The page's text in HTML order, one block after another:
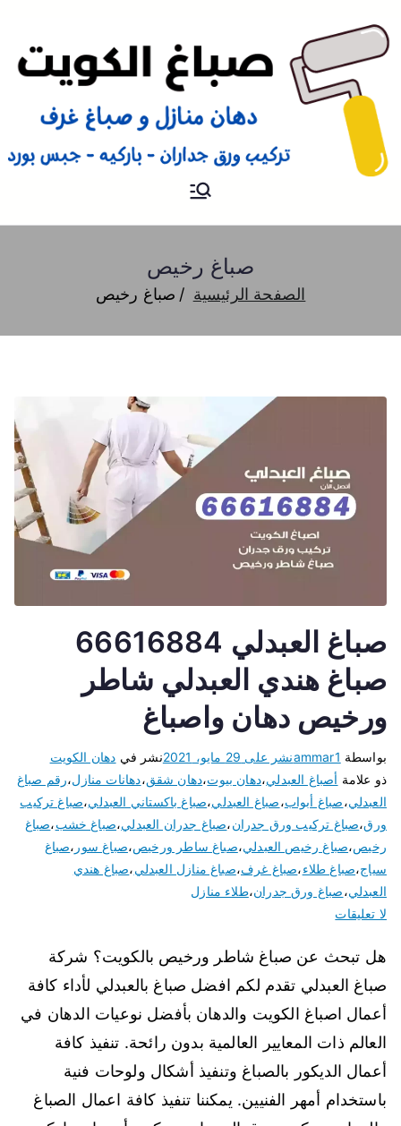
صباغ
صباغ رخيص
الصفحة الرئيسية صباغ رخيص
صباغ العبدلي 66616884
صباغ هندي العبدلي شاطر
ورخيص دهان واصباغ
بواسطة ammar1نشر على 29 مايو، 2021 نشر في دهان الكويت
ذو علامة أصباغ العبدلي،دهان بيوت،دهان شقق،دهانات منازل،رقم صباغ
العبدلي،صباغ أبواب،صباغ العبدلي،صباغ باكستاني العبدلي،صباغ تركيب
ورق،صباغ تركيب ورق جدران،صباغ جدران العبدلي،صباغ خشب،صباغ
رخيص،صباغ رخيص العبدلي،صباغ ساطر ورخيص،صباغ سور ،صباغ
سياج،صباغ طلاء،صباغ غرف،صباغ منازل العبدلي،صباغ هندي
العبدلي،صباغ ورق جدران،طلاء منازل
لا تعليقات
هل تبحث عن صباغ شاطر ورخيص بالكويت؟ شركة
صباغ العبدلي تقدم لكم افضل صباغ بالعبدلي لأداء كافة
أعمال اصباغ الكويت والدهان بأفضل نوعيات الدهان في
العالم ذات المعايير العالمية بدون رائحة. تنفيذ كافة
أعمال الديكور بالصباغ وتنفيذ أشكال ولوحات فنية
باستخدام أمهر الفنيين. يمكننا تنفيذ كافة اعمال الصباغ